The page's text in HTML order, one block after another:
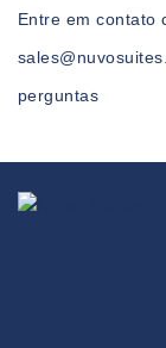
Entre em contato
perguntas